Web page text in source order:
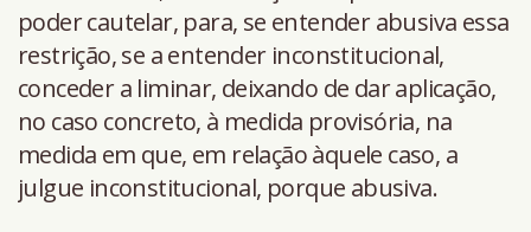
poder cautelar, para, se entender abusiva essa
restrição, se a entender inconstitucional,
conceder a liminar, deixando de dar aplicação,
no caso concreto, à medida provisória, na
medida em que, em relação àquele caso, a
julgue inconstitucional, porque abusiva.